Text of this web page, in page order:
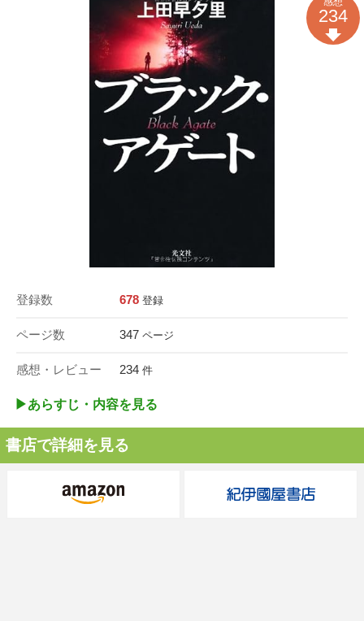
登録数 678 登録
ページ数 347 ページ
感想・レビュー 234 件
234
▶︎あらすじ・内容を見る
書店で詳細を見る